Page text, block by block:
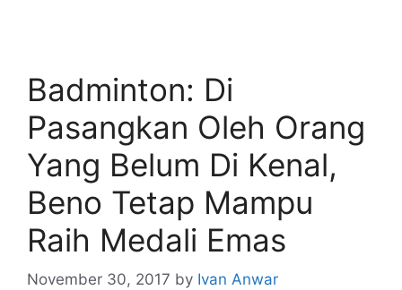
Badminton: Di
Pasangkan Oleh Orang
Yang Belum Di Kenal,
Beno Tetap Mampu
Raih Medali Emas
November 30, 2017 by Ivan Anwar